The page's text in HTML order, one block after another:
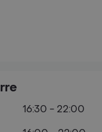
16:30 - 22:00